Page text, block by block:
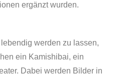
ergänzt wurden.
werden zu lassen,
ein Kamishibai, ein
Dabei werden Bilder in